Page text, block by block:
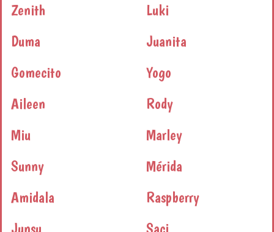
Zenith
Luki
Duma
Juanita
Gomecito
Yogo
Aileen
Rody
Miu
Marley
Sunny
Mérida
Amidala
Raspberry
Junsu
Saci